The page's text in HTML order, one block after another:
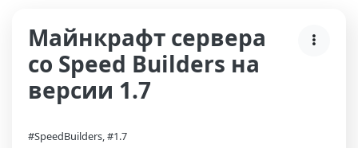
Майнкрафт сервера
со Speed Builders на
версии 1.7
#SpeedBuilders, #1.7